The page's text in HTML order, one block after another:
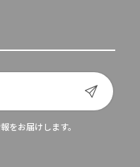
をお届けします。